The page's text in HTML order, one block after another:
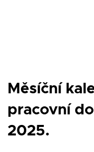
Měsíční
pracovní
2025.